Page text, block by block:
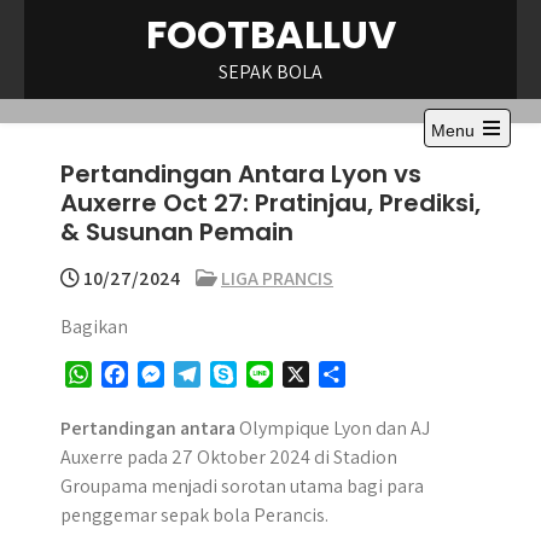
FOOTBALLUV
SEPAK BOLA
Menu
Open
menu
Pertandingan Antara Lyon vs
Auxerre Oct 27: Pratinjau, Prediksi,
& Susunan Pemain
10/27/2024
LIGA PRANCIS
Bagikan
W
a
t
s
A
p
c
e
b
o
s
s
e
n
l
e
g
r
y
p
e
n
e
a
r
e
Pertandingan antaraOlympique Lyon dan AJ
Auxerre pada 27 Oktober 2024 di Stadion
Groupama menjadi sorotan utama bagi para
penggemar sepak bola Perancis.